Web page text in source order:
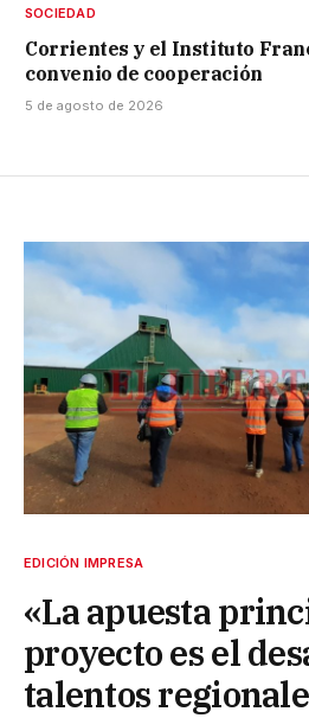
SOCIEDAD
Corrientes y el Instituto
convenio de cooperación
5 de agosto de 2026
EDICIÓN IMPRESA
«La apuesta
proyecto es el
talentos